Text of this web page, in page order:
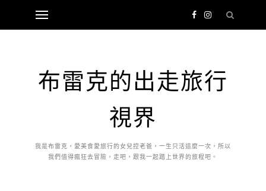
布雷克的出走旅行
視界
我是布雷克，愛美食愛旅行的女兒控老爸，一生只活這麼一次，所以
我們值得瘋狂去冒險，走吧，跟我一起踏上世界的旅程吧。